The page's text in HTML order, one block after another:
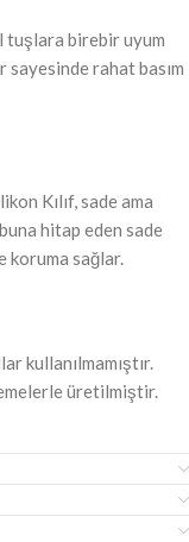
tuşlara birebir uyum
sayesinde rahat basım
Kılıf, sade ama
hitap eden sade
koruma sağlar.
kullanılmamıştır.
üretilmiştir.